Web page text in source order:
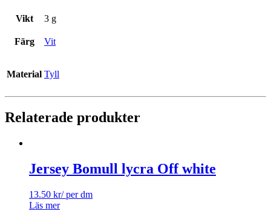
Vikt 3 g
Färg Vit
Material Tyll
Relaterade produkter
Jersey Bomull lycra Off white
13.50 kr/ per dm
Läs mer